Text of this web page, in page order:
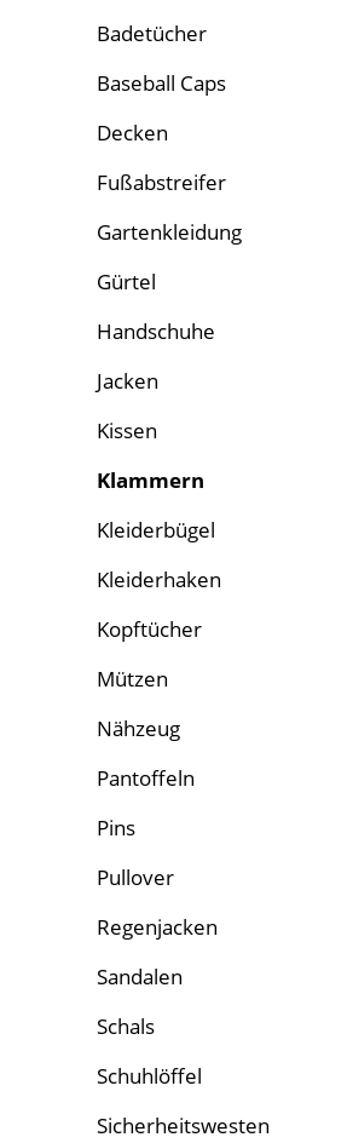
Badetücher
Baseball Caps
Decken
Fußabstreifer
Gartenkleidung
Gürtel
Handschuhe
Jacken
Kissen
Klammern
Kleiderbügel
Kleiderhaken
Kopftücher
Mützen
Nähzeug
Pantoffeln
Pins
Pullover
Regenjacken
Sandalen
Schals
Schuhlöffel
Sicherheitswesten